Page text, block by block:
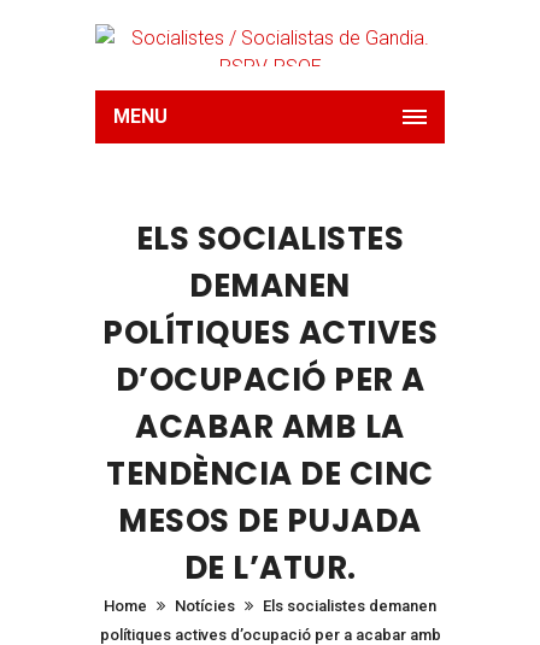
MENU
ELS SOCIALISTES
DEMANEN
POLÍTIQUES ACTIVES
D’OCUPACIÓ PER A
ACABAR AMB LA
TENDÈNCIA DE CINC
MESOS DE PUJADA
DE L’ATUR.
Home Notícies
Els socialistes demanen
polítiques actives d’ocupació per a acabar amb